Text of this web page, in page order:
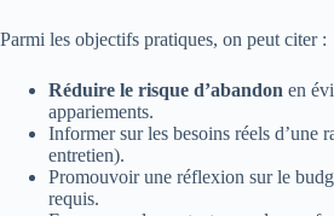
Parmi les objectifs pratiques, on peut citer :
Réduire le risque d’abandon en
appariements.
Informer sur les besoins réels d’une
entretien).
Promouvoir une réflexion sur le
requis.